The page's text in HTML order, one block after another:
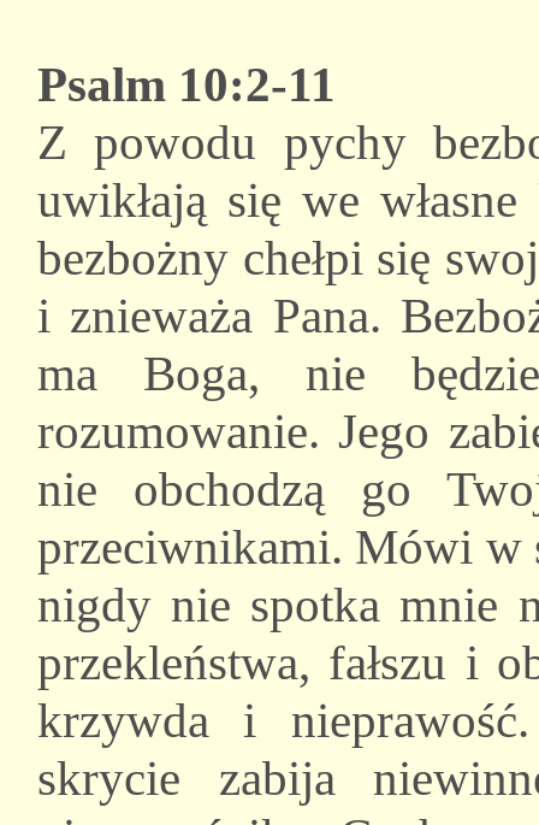
Psalm 10:2-11
Z powodu pychy
uwikłają się we
bezbożny chełpi się
i znieważa Pana.
ma Boga, nie
rozumowanie. Jego
nie obchodzą go
przeciwnikami. Mówi w
nigdy nie spotka mnie
przekleństwa, fałszu i
krzywda i
skrycie zabija